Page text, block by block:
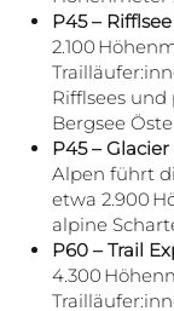
P45 –
2.100
Rifflsees
Bergsee
P45 – Glacier
Alpen führt
etwa 2.900
alpine
P60 – Trail
4.300